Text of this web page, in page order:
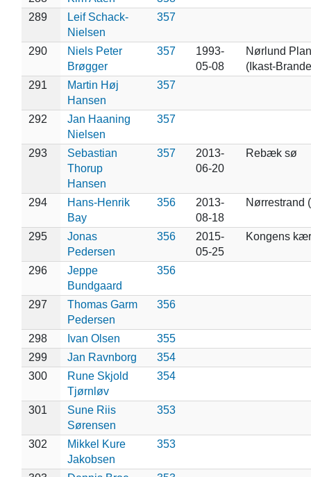
289
Leif Schack-
Nielsen
357
290
Niels Peter
Brøgger
357
1993-
05-08
Nørlund
(Ikast-
291
Martin Høj
Hansen
357
292
Jan Haaning
Nielsen
357
293
Sebastian
Thorup
Hansen
357
2013-
06-20
Rebæk sø
294
Hans-Henrik
Bay
356
2013-
08-18
Nørrestrand
295
Jonas
Pedersen
356
2015-
05-25
Kongens kær
296
Jeppe
Bundgaard
356
297
Thomas Garm
Pedersen
356
298 Ivan Olsen
355
299
Jan Ravnborg
354
300
Rune Skjold
Tjørnløv
354
301
Sune Riis
Sørensen
353
302
Mikkel Kure
Jakobsen
353